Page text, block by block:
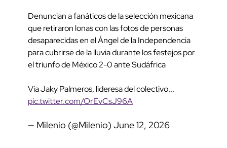
Denuncian a fanáticos de la selección mexicana
que retiraron lonas con las fotos de personas
desaparecidas en el Ángel de la Independencia
para cubrirse de la lluvia durante los festejos por
el triunfo de México 2-0 ante Sudáfrica
Vía Jaky Palmeros, lideresa del colectivo...
pic.twitter.com/OrEvCsJ96A
— Milenio (@Milenio) June 12, 2026